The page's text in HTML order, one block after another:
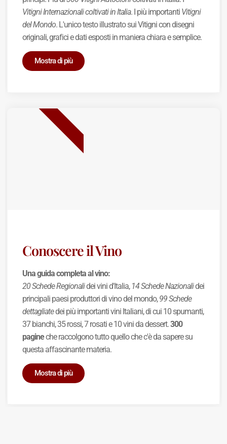
Vitigni Internazionali coltivati in Italia. I più importanti Vitigni
del Mondo. L'unico testo illustrato sui Vitigni con disegni
originali, grafici e dati esposti in maniera chiara e semplice.
Mostra di più
Conoscere il Vino
Una guida completa al vino:
20 Schede Regionalidei vini d'Italia, 14 Schede Nazionalidei
principali paesi produttori di vino del mondo,99 Schede
dettagliatedei più importanti vini Italiani, di cui 10 spumanti,
37 bianchi, 35 rossi, 7 rosati e 10 vini da dessert.300
pagineche raccolgono tutto quello che c'è da sapere su
questa affascinante materia.
Mostra di più
BEST SELLER